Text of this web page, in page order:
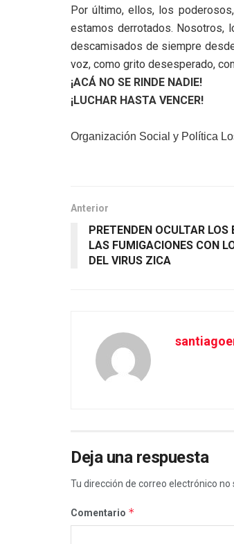
Por último, ellos, los
estamos derrotados. Nosotros,
descamisados de siempre
voz, como grito desesperado,
¡ACÁ NO SE RINDE NADIE!
¡LUCHAR HASTA VENCER!
Organización Social y Política
Anterior
PRETENDEN OCULTAR LOS
LAS FUMIGACIONES CON
DEL VIRUS ZICA
Deja una respuesta
Tu dirección de correo electrónico no
Comentario *